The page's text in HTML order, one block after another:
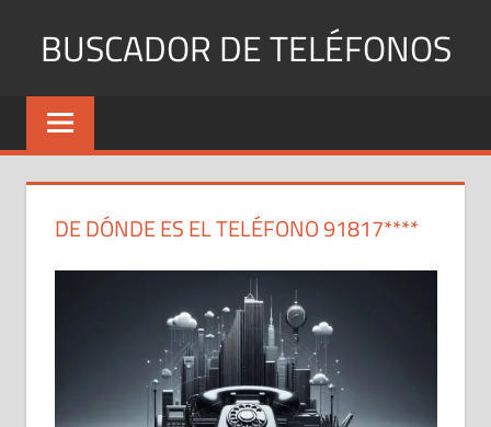
BUSCADOR DE TELÉFONOS
Identifica
Números
y
DE DÓNDE ES EL TELÉFONO 91817****